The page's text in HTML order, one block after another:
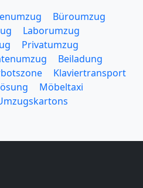
Büroumzug
Laborumzug
Privatumzug
Beiladung
Klaviertransport
Möbeltaxi